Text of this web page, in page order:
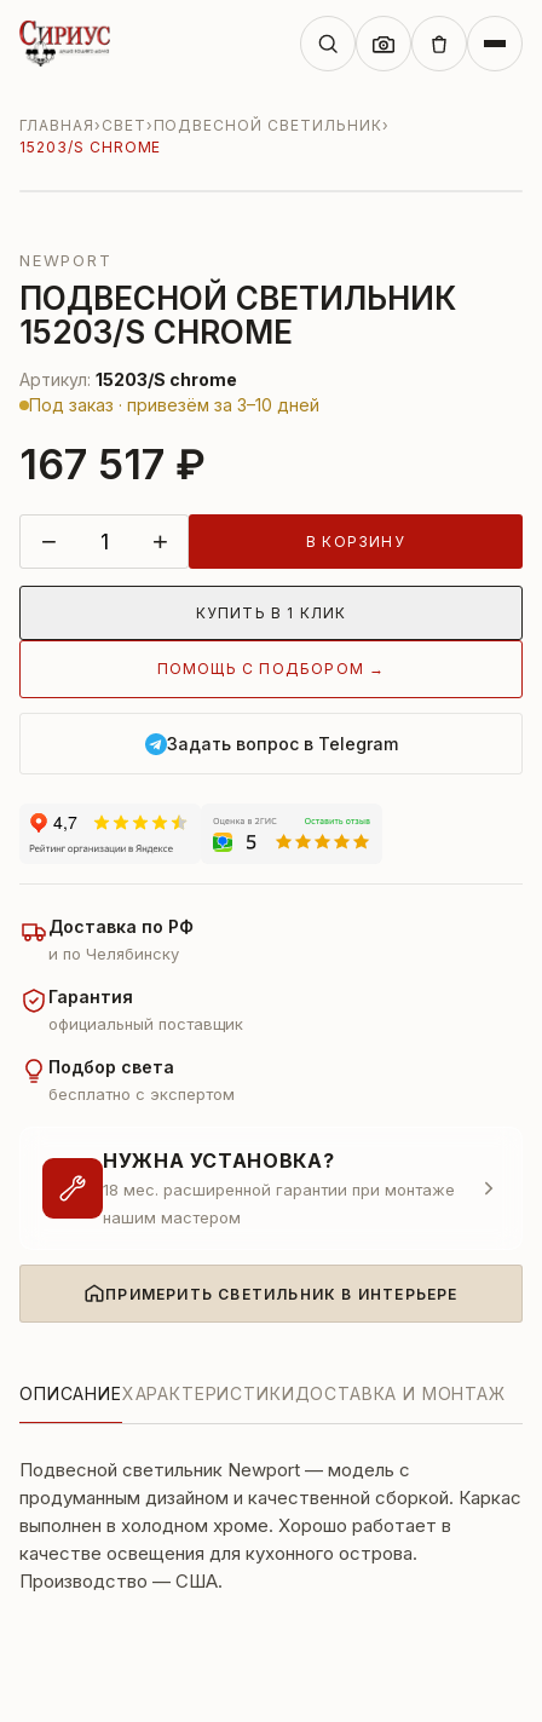
ГЛАВНАЯ› СВЕТ› ПОДВЕСНОЙ СВЕТИЛЬНИК›
15203/S CHROME
NEWPORT
ПОДВЕСНОЙ СВЕТИЛЬНИК
15203/S CHROME
Артикул: 15203/S chrome
Под заказ · привезём за 3–10 дней
167 517 ₽
− + В КОРЗИНУ
КУПИТЬ В 1 КЛИК
ПОМОЩЬ С ПОДБОРОМ →
Задать вопрос в Telegram
Доставка по РФ
и по Челябинску
Гарантия
официальный поставщик
Подбор света
бесплатно с экспертом
НУЖНА УСТАНОВКА?
18 мес. расширенной гарантии при монтаже
нашим мастером
ПРИМЕРИТЬ СВЕТИЛЬНИК В ИНТЕРЬЕРЕ
ОПИСАНИЕХАРАКТЕРИСТИКИДОСТАВКА И МОНТАЖ
Подвесной светильник Newport — модель с
продуманным дизайном и качественной сборкой. Каркас
выполнен в холодном хроме. Хорошо работает в
качестве освещения для кухонного острова.
Производство — США.